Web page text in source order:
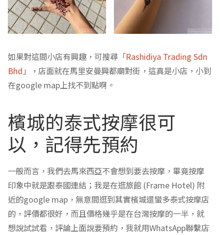
如果對這間小店有興趣，可搜尋「Rashidiya Trading Sdn
Bhd 」，店面就在馬里安曼興都廟對街，這真是小店，小到
在google map上找不到點啊。
檳城的泰式按摩很可
以，記得先預約
一般而言，我們去馬來西亞不會想到要去按摩，畢竟按摩
印象中就是跟泰國連結；我是在逛旅館 (Frame Hotel) 附
近的google map，無意間逛到其實檳城還蠻多泰式按摩店
的，評價都很好，而且價格幾乎是在台灣按摩的一半，就
想說試試看，評論上面說要預約，我就用WhatsApp聯繫店